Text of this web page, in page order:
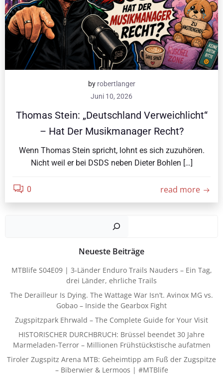
by robertlanger
Juni 10, 2026
Thomas Stein: „Deutschland Verweichlicht“
– Hat Der Musikmanager Recht?
Wenn Thomas Stein spricht, lohnt es sich zuzuhören.
Nicht weil er bei DSDS neben Dieter Bohlen […]
0 read more
Neueste Beiträge
MTBlife S04E09 | 3-Länder Enduro Trails Nauders – Ein Tag,
drei Länder, ehrliche Trails
The Derailleur Is Dying. The Wattage War Isn’t. Avinox MG vs.
Gobao – Inside the Gearbox Fight
Zugspitzpark Ehrwald – The Complete Guide for Your Visit
HISTORISCHER DURCHBRUCH: Brüssel beendet 30 Jahre
Marmeladen-Terror – Millionen Frühstückstische aufatmen
Tiroler Zugspitz Arena MTB: Geheimtipp am Fuß der Zugspitze
– Biberwier & Lermoos | #MTBlife